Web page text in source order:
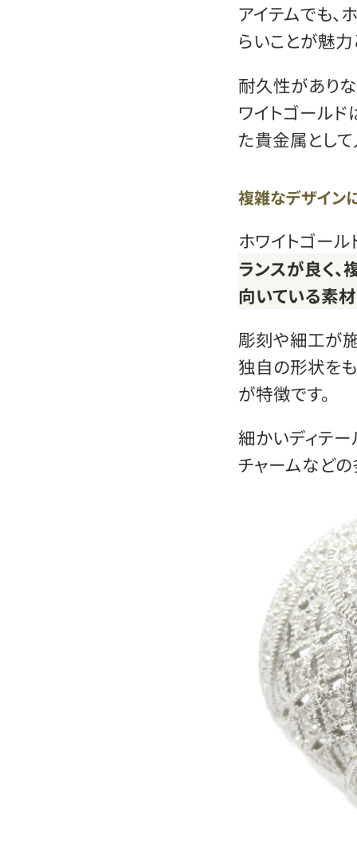
アイテムでも、
らいことが魅力
耐久性があり
ワイトゴール
た貴金属とし
複雑なデザイン
ホワイトゴール
ランスが良く
向いている素材
彫刻や細工が
独自の形状を
が特徴です。
細かいディテー
チャームなど